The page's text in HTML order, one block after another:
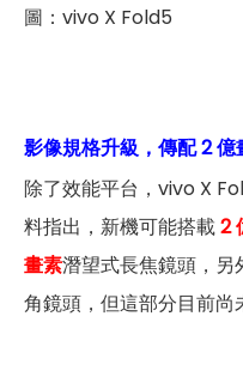
圖：vivo X Fold5
影像規格升級，傳配 2 億
除了效能平台，vivo X
料指出，新機可能搭載2
畫素潛望式長焦鏡頭，
角鏡頭，但這部分目前尚